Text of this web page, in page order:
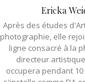
Ericka
Après des études
photographie, elle
ligne consacré à la
directeur
occupera pendant 10